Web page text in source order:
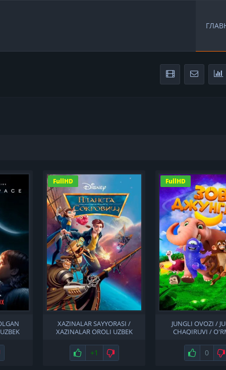
Не нравится
FullHD
XAZINALAR SAYYORASI /
XAZINALAR OROLI UZBEK
Нравится
+1 Не нравится
FullHD
JUNGLI OVOZI /
CHAQIRUVI /
Нравится
0